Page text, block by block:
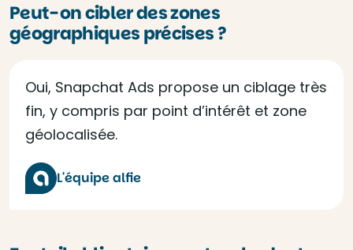
Peut-on cibler des zones
géographiques précises ?
Oui, Snapchat Ads propose un ciblage très
fin, y compris par point d’intérêt et zone
géolocalisée.
L'équipe alfie